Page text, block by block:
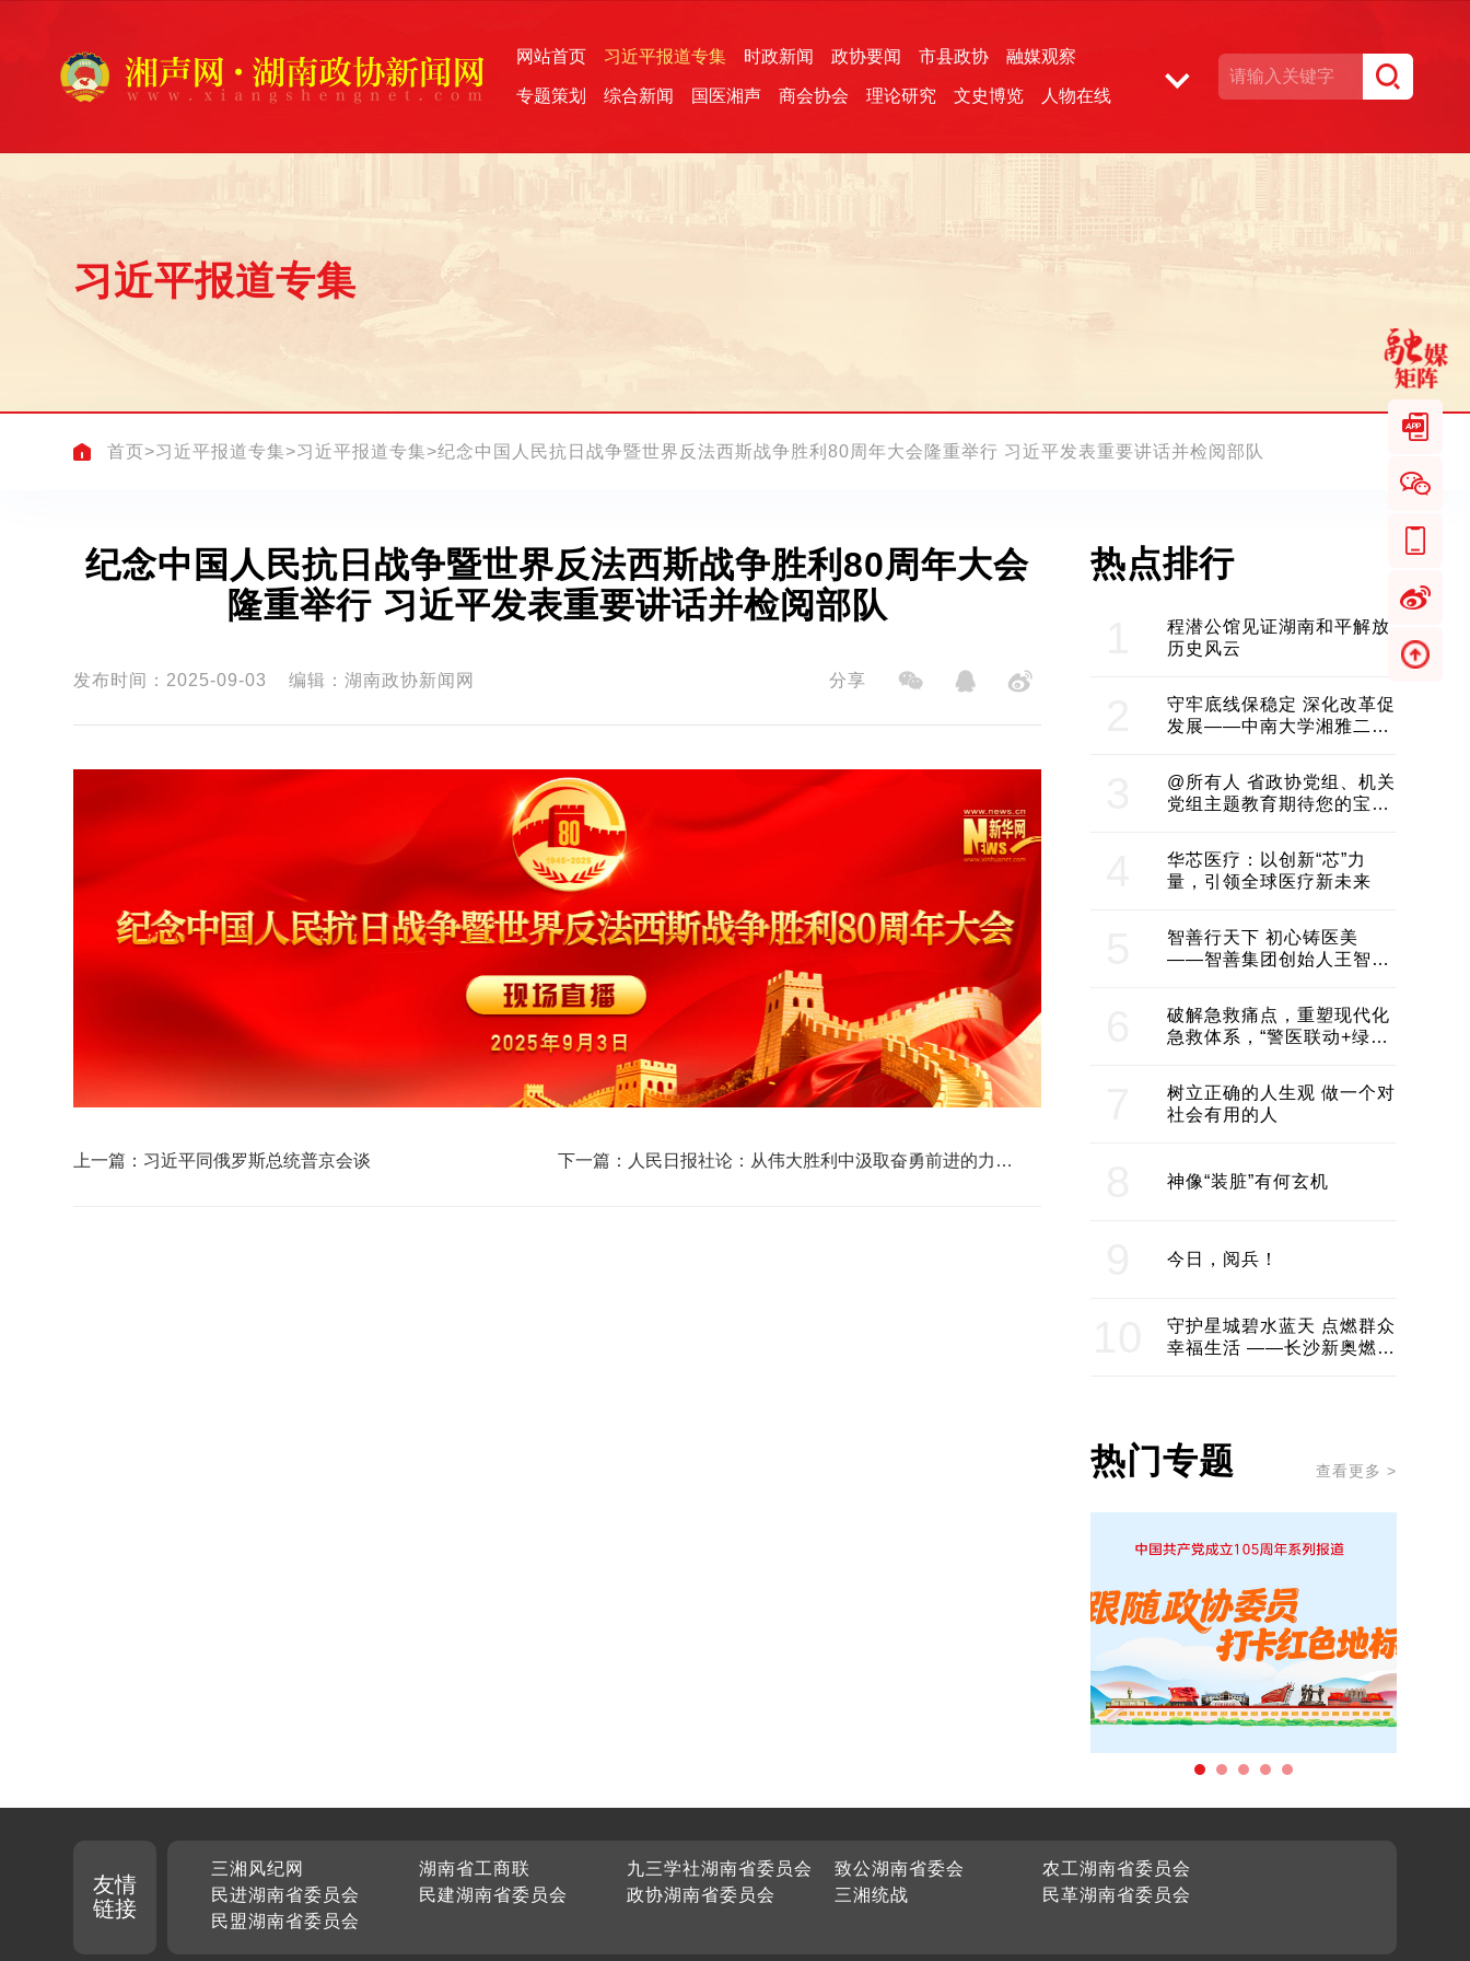
网站首页 习近平报道专集 时政新闻 政协要闻 市县政协 融媒观察
专题策划 综合新闻 国医湘声 商会协会 理论研究 文史博览 人物在线
习近平报道专集
首页>习近平报道专集>习近平报道专集>纪念中国人民抗日战争暨世界反法西斯战争胜利80周年大会隆重举行 习近平发表重要讲话并检阅部队
纪念中国人民抗日战争暨世界反法西斯战争胜利80周年大会
隆重举行 习近平发表重要讲话并检阅部队
发布时间：2025-09-03 编辑：湖南政协新闻网 分享
上一篇：习近平同俄罗斯总统普京会谈
下一篇：人民日报社论：从伟大胜利中汲取奋勇前进的力量
热点排行
程潜公馆见证湖南和平解放
历史风云
守牢底线保稳定 深化改革促
发展——中南大学湘雅二医
@所有人 省政协党组、机关
党组主题教育期待您的宝贵
华芯医疗：以创新“芯”力
量，引领全球医疗新未来
智善行天下 初心铸医美
——智善集团创始人王智带
建医美产业良性生态圈
破解急救痛点，重塑现代化
急救体系，“警医联动+绿波
树立正确的人生观 做一个对
社会有用的人
神像“装脏”有何玄机
今日，阅兵！
守护星城碧水蓝天 点燃群众
幸福生活 ——长沙新奥燃气
热门专题 查看更多 >
友情
链接
三湘风纪网 湖南省工商联 九三学社湖南省委员会 致公湖南省委会
农工湖南省委员会
民进湖南省委员会
民建湖南省委员会 政协湖南省委员会 三湘统战
民革湖南省委员会
民盟湖南省委员会